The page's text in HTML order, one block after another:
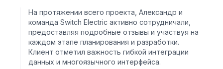
На протяжении всего проекта, Александр и
команда Switch Electric активно сотрудничали,
предоставляя подробные отзывы и участвуя на
каждом этапе планирования и разработки.
Клиент отметил важность гибкой интеграции
данных и многоязычного интерфейса.